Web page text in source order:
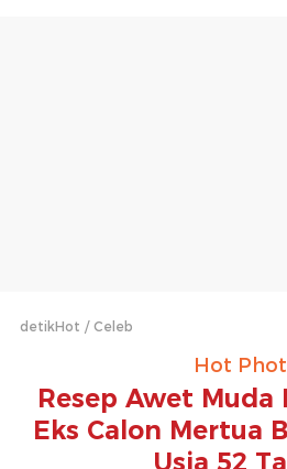
detikHot Celeb
Hot
Resep Awet Muda
Eks Calon Mertua
Usia 52